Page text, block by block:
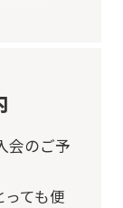
会のご予
ても便